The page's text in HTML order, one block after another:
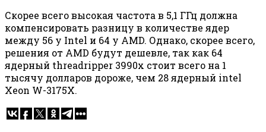
Скорее всего высокая частота в 5,1 ГГц должна
компенсировать разницу в количестве ядер
между 56 у Intel и 64 у AMD. Однако, скорее всего,
решения от AMD будут дешевле, так как 64
ядерный threadripper 3990x стоит всего на 1
тысячу долларов дороже, чем 28 ядерный intel
Xeon W-3175X.